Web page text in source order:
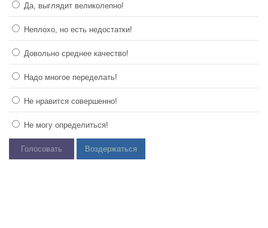
Да, выглядит великолепно!
Неплохо, но есть недостатки!
Довольно среднее качество!
Надо многое переделать!
Не нравится совершенно!
Не могу определиться!
Голосовать Воздержаться